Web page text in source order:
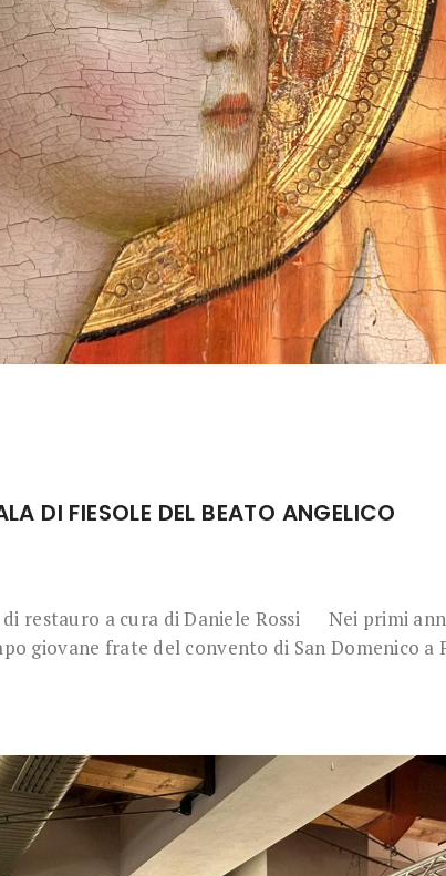
DI FIESOLE DEL BEATO ANGELICO
di restauro a cura di Daniele Rossi Nei primi
giovane frate del convento di San Domenico a